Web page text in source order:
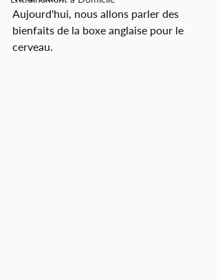
Aujourd'hui, nous allons parler des
bienfaits de la boxe anglaise pour le
cerveau.